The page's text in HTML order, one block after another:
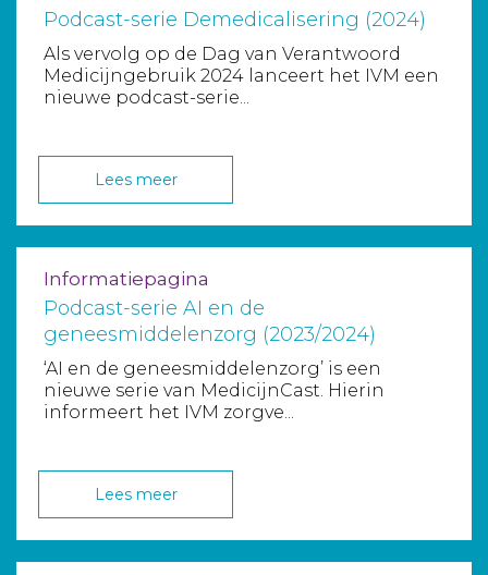
Podcast-serie Demedicalisering (2024)
Als vervolg op de Dag van Verantwoord
Medicijngebruik 2024 lanceert het IVM een
nieuwe podcast-serie...
Lees meer
Informatiepagina
Podcast-serie AI en de
geneesmiddelenzorg (2023/2024)
‘AI en de geneesmiddelenzorg’ is een
nieuwe serie van MedicijnCast. Hierin
informeert het IVM zorgve...
Lees meer